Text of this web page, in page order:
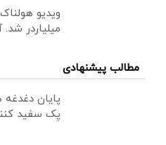
ویدیو
میلیاردر
مطالب پیشنهادی
پایان
پک سفید